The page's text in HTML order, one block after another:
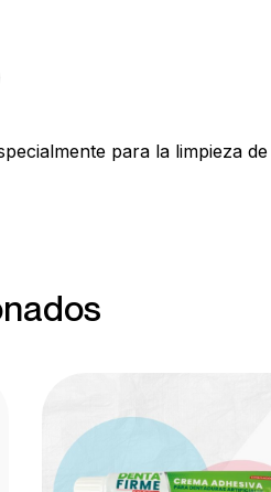
para la limpieza